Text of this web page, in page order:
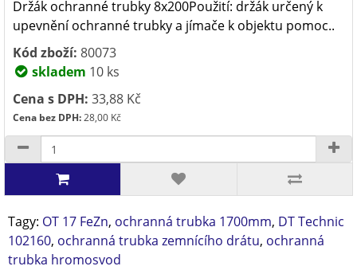
Držák ochranné trubky 8x200Použití: držák určený k
upevnění ochranné trubky a jímače k objektu pomoc..
Kód zboží: 80073
skladem 10 ks
Cena s DPH: 33,88 Kč
Cena bez DPH:28,00 Kč
Tagy: OT 17 FeZn, ochranná trubka 1700mm, DT Technic
102160, ochranná trubka zemnícího drátu, ochranná
trubka hromosvod